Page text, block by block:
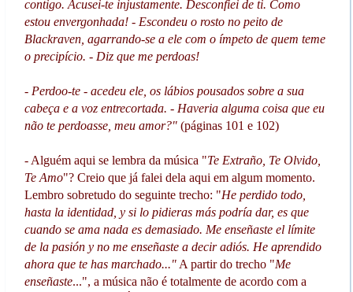
contigo. Acusei-te injustamente. Desconfiei de ti. Como
estou envergonhada! - Escondeu o rosto no peito de
Blackraven, agarrando-se a ele com o ímpeto de quem teme
o precipício. - Diz que me perdoas!
- Perdoo-te - acedeu ele, os lábios pousados sobre a sua
cabeça e a voz entrecortada. - Haveria alguma coisa que eu
não te perdoasse, meu amor?"(páginas 101 e 102)
- Alguém aqui se lembra da música "Te Extraño, Te Olvido,
Te Amo"? Creio que já falei dela aqui em algum momento.
Lembro sobretudo do seguinte trecho: "He perdido todo,
hasta la identidad, y si lo pidieras más podría dar, es que
cuando se ama nada es demasiado. Me enseñaste el límite
de la pasión y no me enseñaste a decir adiós. He aprendido
ahora que te has marchado..."A partir do trecho "Me
enseñaste...", a música não é totalmente de acordo com a